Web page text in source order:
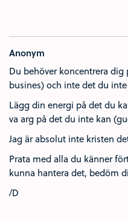
Anonym
Du behöver koncentrera
busines) och inte det du
Lägg din energi på det du
va arg på det du inte kan
Jag är absolut inte kristen
Prata med alla du känner
kunna hantera det, bedöm
/D